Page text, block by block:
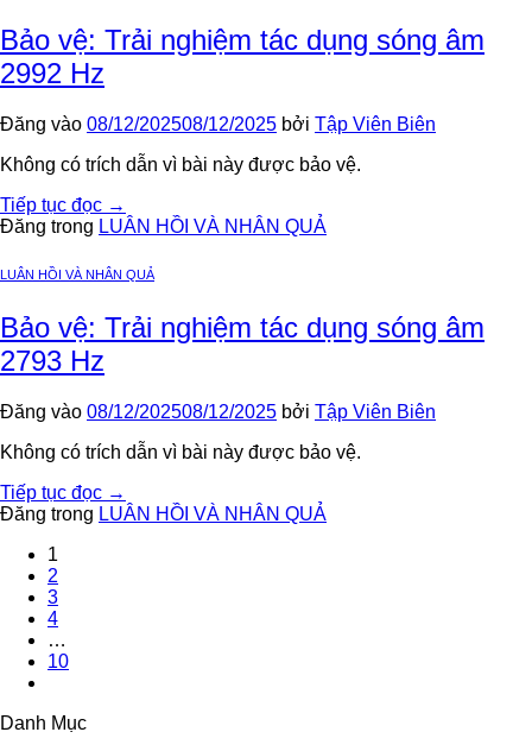
Bảo vệ: Trải nghiệm tác dụng sóng âm
2992 Hz
Đăng vào 08/12/202508/12/2025 bởi Tập Viên Biên
Không có trích dẫn vì bài này được bảo vệ.
Tiếp tục đọc →
Đăng trong LUÂN HỒI VÀ NHÂN QUẢ
LUÂN HỒI VÀ NHÂN QUẢ
Bảo vệ: Trải nghiệm tác dụng sóng âm
2793 Hz
Đăng vào 08/12/202508/12/2025 bởi Tập Viên Biên
Không có trích dẫn vì bài này được bảo vệ.
Tiếp tục đọc →
Đăng trong LUÂN HỒI VÀ NHÂN QUẢ
1
2
3
4
…
10
Danh Mục